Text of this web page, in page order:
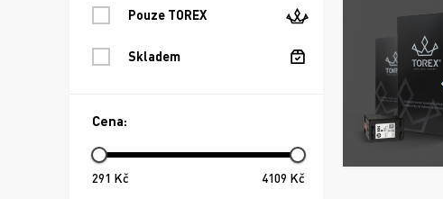
Pouze TOREX
Skladem
Cena:
291 Kč 4109 Kč